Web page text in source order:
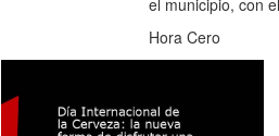
Hora Cero